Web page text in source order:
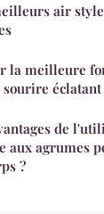
air
la meilleure
éclatant
de
aux agrumes
?